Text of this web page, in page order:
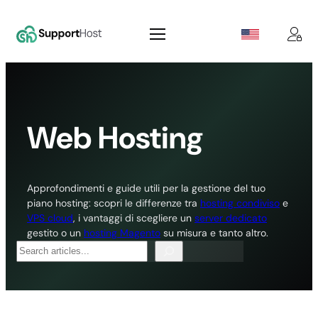
contenuto
Web Hosting
Approfondimenti e guide utili per la gestione del tuo
piano hosting: scopri le differenze tra hosting condiviso e
VPS cloud, i vantaggi di scegliere un server dedicato
gestito o un hosting Magento su misura e tanto altro.
Search